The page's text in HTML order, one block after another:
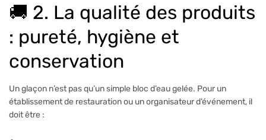
🚚 2. La qualité des produits
: pureté, hygiène et
conservation
Un glaçon n’est pas qu’un simple bloc d’eau gelée. Pour un
établissement de restauration ou un organisateur d’événement, il
doit être :